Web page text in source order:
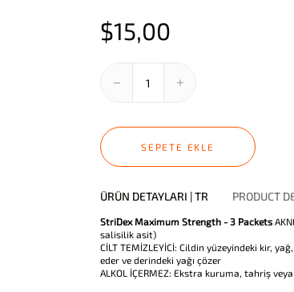
$15,00
SEPETE EKLE
ÜRÜN DETAYLARI | TR PRODUCT
StriDex Maximum Strength - 3 Packets
salisilik asit)
CİLT TEMİZLEYİCİ: Cildin yüzeyindeki kir,
eder ve derindeki yağı çözer
ALKOL İÇERMEZ: Ekstra kuruma, tahriş